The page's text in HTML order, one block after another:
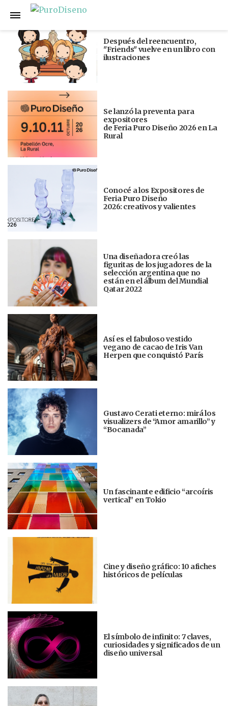
Anterior
Después del reencuentro,
"Friends" vuelve en un libro con
ilustraciones
Se lanzó la preventa para
expositores
de Feria Puro Diseño 2026 en La
Rural
Conocé a los Expositores de
Feria Puro Diseño
2026: creativos y valientes
Una diseñadora creó las
figuritas de los jugadores de la
selección argentina que no
están en el álbum del Mundial
Qatar 2022
Así es el fabuloso vestido
vegano de cacao de Iris Van
Herpen que conquistó París
Gustavo Cerati eterno: mirá los
visualizers de “Amor amarillo” y
“Bocanada”
Un fascinante edificio “arcoíris
vertical” en Tokio
Cine y diseño gráfico: 10 afiches
históricos de películas
El símbolo de infinito: 7 claves,
curiosidades y significados de un
diseño universal
Siguiente